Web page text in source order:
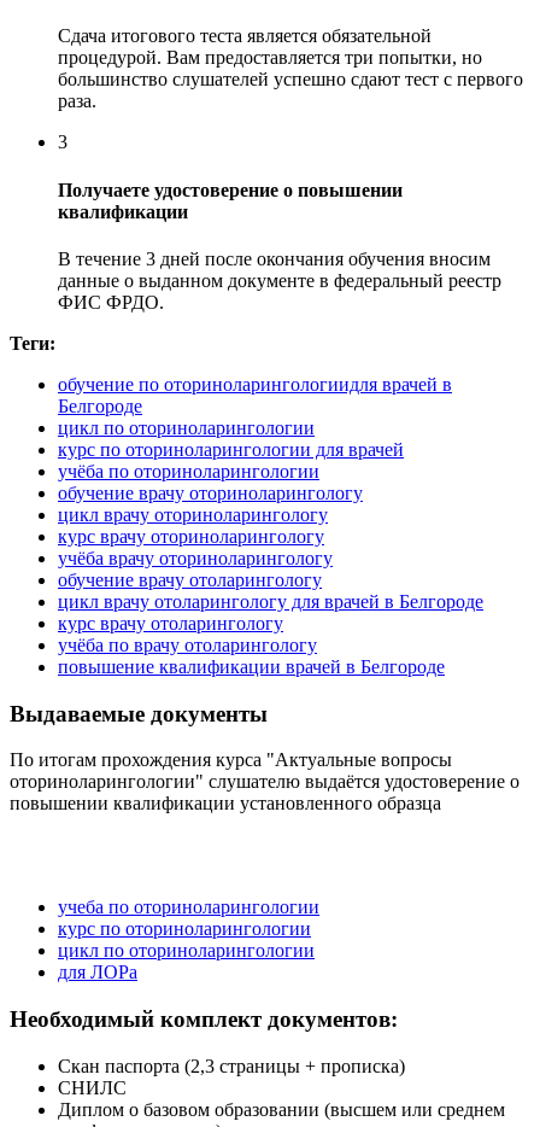
Сдача итогового теста является обязательной
процедурой. Вам предоставляется три попытки, но
большинство слушателей успешно сдают тест с первого
раза.
3
Получаете удостоверение о повышении
квалификации
В течение 3 дней после окончания обучения вносим
данные о выданном документе в федеральный реестр
ФИС ФРДО.
Теги:
обучение по оториноларингологиидля врачей в
Белгороде
цикл по оториноларингологии
курс по оториноларингологии для врачей
учёба по оториноларингологии
обучение врачу оториноларингологу
цикл врачу оториноларингологу
курс врачу оториноларингологу
учёба врачу оториноларингологу
обучение врачу отоларингологу
цикл врачу отоларингологу для врачей в Белгороде
курс врачу отоларингологу
учёба по врачу отоларингологу
повышение квалификации врачей в Белгороде
Выдаваемые документы
По итогам прохождения курса "Актуальные вопросы
оториноларингологии" слушателю выдаётся удостоверение о
повышении квалификации установленного образца
учеба по оториноларингологии
курс по оториноларингологии
цикл по оториноларингологии
для ЛОРа
Необходимый комплект документов:
Скан паспорта (2,3 страницы + прописка)
СНИЛС
Диплом о базовом образовании (высшем или среднем